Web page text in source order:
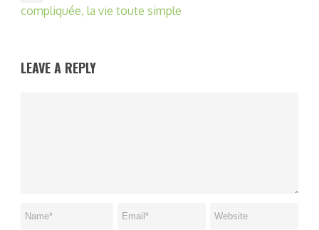
compliquée, la vie toute simple
LEAVE A REPLY